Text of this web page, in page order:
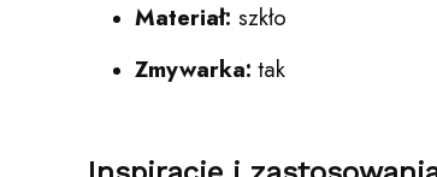
Materiał: szkło
Zmywarka: tak